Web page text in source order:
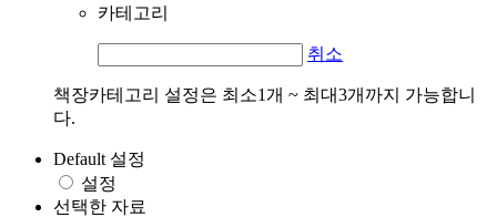
카테고리
취소
책장카테고리 설정은 최소1개 ~ 최대3개까지 가능합니
다.
Default 설정
설정
선택한 자료